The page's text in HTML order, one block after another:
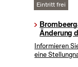
Eintritt frei
Änderung
Informieren
eine